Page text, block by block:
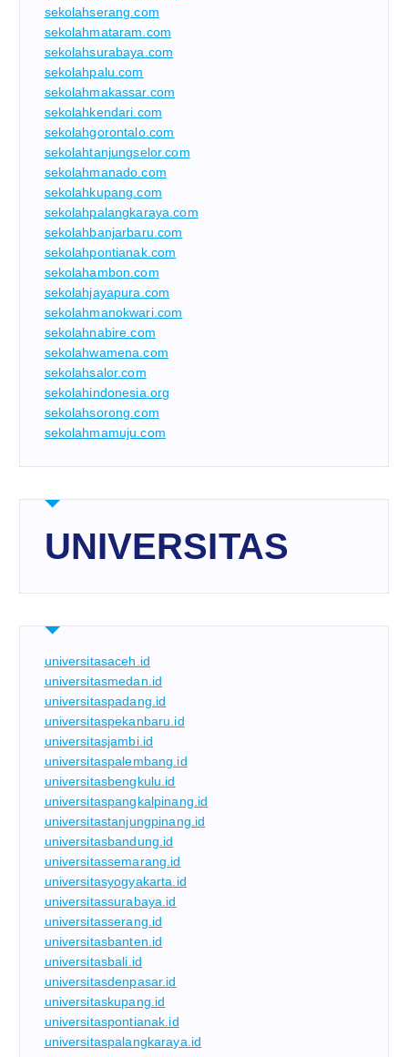
sekolahserang.com
sekolahmataram.com
sekolahsurabaya.com
sekolahpalu.com
sekolahmakassar.com
sekolahkendari.com
sekolahgorontalo.com
sekolahtanjungselor.com
sekolahmanado.com
sekolahkupang.com
sekolahpalangkaraya.com
sekolahbanjarbaru.com
sekolahpontianak.com
sekolahambon.com
sekolahjayapura.com
sekolahmanokwari.com
sekolahnabire.com
sekolahwamena.com
sekolahsalor.com
sekolahindonesia.org
sekolahsorong.com
sekolahmamuju.com
UNIVERSITAS
universitasaceh.id
universitasmedan.id
universitaspadang.id
universitaspekanbaru.id
universitasjambi.id
universitaspalembang.id
universitasbengkulu.id
universitaspangkalpinang.id
universitastanjungpinang.id
universitasbandung.id
universitassemarang.id
universitasyogyakarta.id
universitassurabaya.id
universitasserang.id
universitasbanten.id
universitasbali.id
universitasdenpasar.id
universitaskupang.id
universitaspontianak.id
universitaspalangkaraya.id